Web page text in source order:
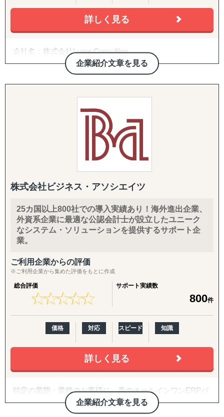
詳しく見る
企業紹介文章を見る
会社名：株式会社Luare Consulting
代表者名：陸 沿青（りく えんせい、US.CPA）
本社・事業所所在地：横浜市
設立年月日：2026年3月17日
株式会社Luare Consultingは専門的な会計コンサルティング
サービスに加えて日英中の3ヶ国語対応しながら、クライ
アントの本社と在外子会社の架け橋になるプロ集団です。
在外子会社管理における支援サービスを迅速かつ高品質で
ご提供しております。
株式会社ビジネス・アソシエイツ
25カ国以上800社での導入実績あり！海外進出企業、
外資系企業に最適な公認会計士が設立したユニーク
なシステム・ソリューションを提供するサポート企
業。
ご利用企業からの評価
※ご利用企業から集めた評価をもとに作成
総合評価
★★★★★
★★★★★
サポート実績数
800件
価格 対応 スピード 知識
詳しく見る
企業紹介文章を見る
特定の業態・業種のお客様に、真のオールインワンERPパ
ッケージ、Plaza-iを提供、
成長を永続的に支えていく。